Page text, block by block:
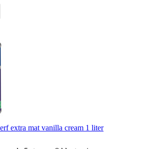
extra mat vanilla cream 1 liter